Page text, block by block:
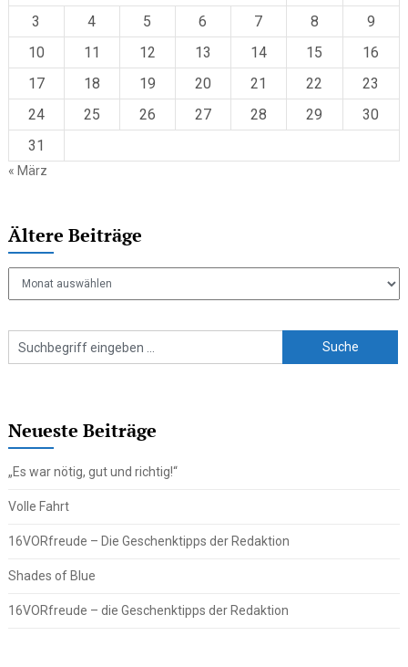
3 4 5 6 7 8
9
10
11 12 13 14 15
16
17
18 19 20 21 22
23
24
25 26 27 28 29
30
31
« März
Ältere Beiträge
Neueste Beiträge
„Es war nötig, gut und richtig!“
Volle Fahrt
16VORfreude – Die Geschenktipps der Redaktion
Shades of Blue
16VORfreude – die Geschenktipps der Redaktion